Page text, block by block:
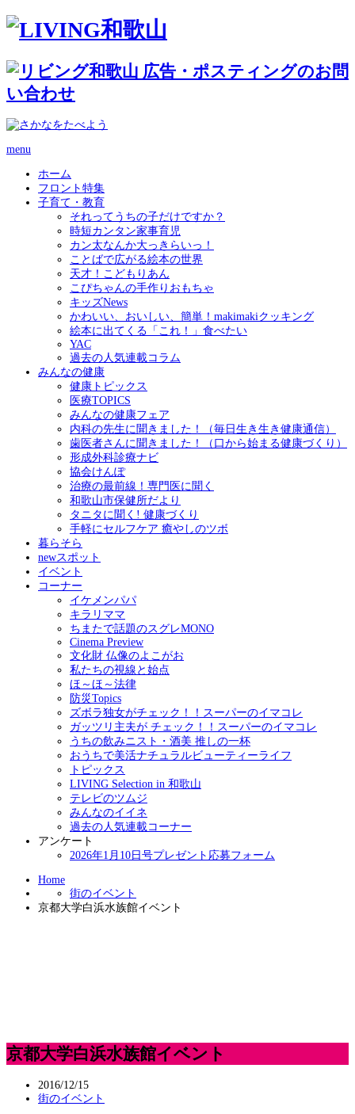
menu
ホーム
フロント特集
子育て・教育
それってうちの子だけですか？
時短カンタン家事育児
カン太なんか大っきらいっ！
ことばで広がる絵本の世界
天才！こどもりあん
こぴちゃんの手作りおもちゃ
キッズNews
かわいい、おいしい、簡単！makimakiクッキング
絵本に出てくる「これ！」食べたい
YAC
過去の人気連載コラム
みんなの健康
健康トピックス
医療TOPICS
みんなの健康フェア
内科の先生に聞きました！（毎日生き生き健康通信）
歯医者さんに聞きました！（口から始まる健康づくり）
形成外科診療ナビ
協会けんぽ
治療の最前線！専門医に聞く
和歌山市保健所だより
タニタに聞く! 健康づくり
手軽にセルフケア 癒やしのツボ
暮らそら
newスポット
イベント
コーナー
イケメンパパ
キラリママ
ちまたで話題のスグレMONO
Cinema Preview
文化財 仏像のよこがお
私たちの視線と始点
ほ～ほ～法律
防災Topics
ズボラ独女がチェック！！スーパーのイマコレ
ガッツリ主夫が チェック！！スーパーのイマコレ
うちの飲みニスト・酒美 推しの一杯
おうちで美活ナチュラルビューティーライフ
トピックス
LIVING Selection in 和歌山
テレビのツムジ
みんなのイイネ
過去の人気連載コーナー
アンケート
2026年1月10日号プレゼント応募フォーム
Home
街のイベント
京都大学白浜水族館イベント
京都大学白浜水族館イベント
2016/12/15
街のイベント